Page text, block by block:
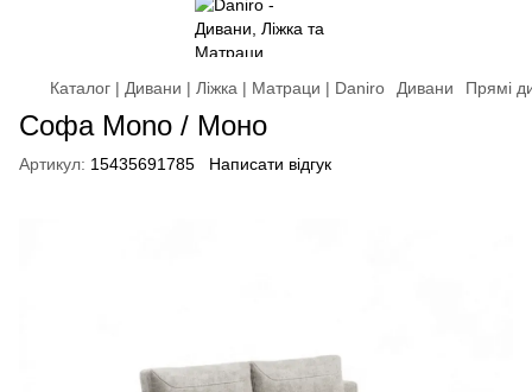
Каталог | Дивани | Ліжка | Матраци | Daniro Дивани Прямі
Софа Mono / Моно
Артикул: 15435691785 Написати відгук